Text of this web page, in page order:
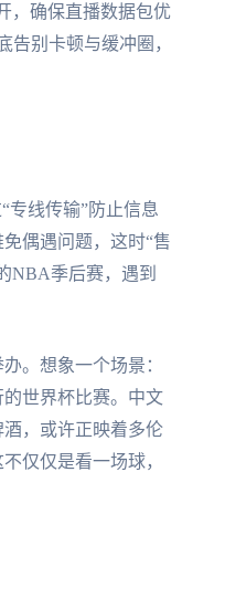
，确保直播数据包优
告别卡顿与缓冲圈，
专线传输”防止信息
偶遇问题，这时“售
NBA季后赛，遇到
。想象一个场景：
世界杯比赛。中文
，或许正映着多伦
仅仅是看一场球，